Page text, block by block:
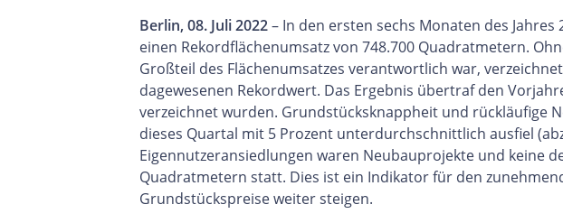
Berlin, 08. Juli 2022– In den ersten sechs Monaten des
einen Rekordflächenumsatz von 748.700 Quadratmetern.
Großteil des Flächenumsatzes verantwortlich war,
dagewesenen Rekordwert. Das Ergebnis übertraf den
verzeichnet wurden. Grundstücksknappheit und rückläufige
dieses Quartal mit 5 Prozent unterdurchschnittlich ausfiel
Eigennutzeransiedlungen waren Neubauprojekte und keine
Quadratmetern statt. Dies ist ein Indikator für den
Grundstückspreise weiter steigen.